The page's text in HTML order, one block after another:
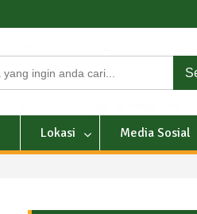
Lokasi Media Sosial